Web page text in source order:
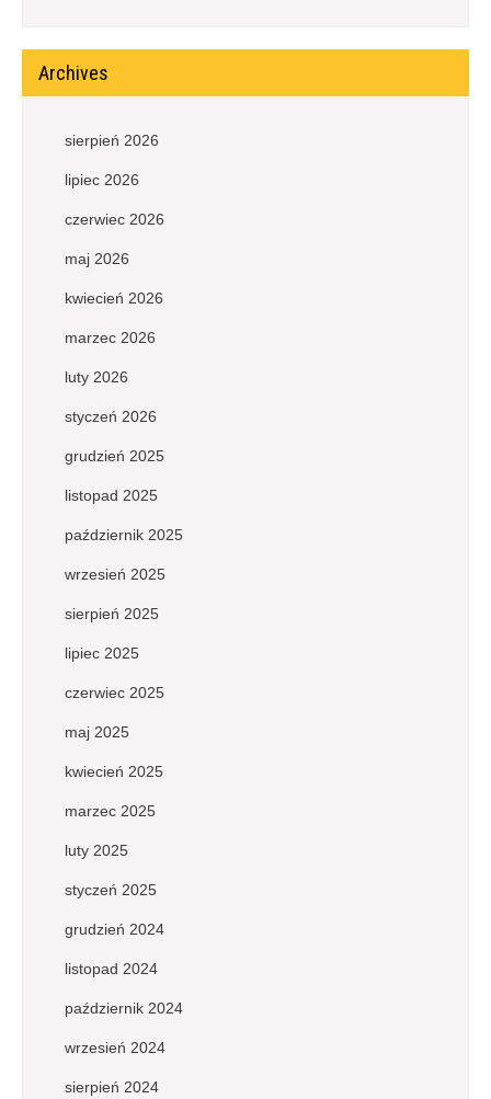
Archives
sierpień 2026
lipiec 2026
czerwiec 2026
maj 2026
kwiecień 2026
marzec 2026
luty 2026
styczeń 2026
grudzień 2025
listopad 2025
październik 2025
wrzesień 2025
sierpień 2025
lipiec 2025
czerwiec 2025
maj 2025
kwiecień 2025
marzec 2025
luty 2025
styczeń 2025
grudzień 2024
listopad 2024
październik 2024
wrzesień 2024
sierpień 2024